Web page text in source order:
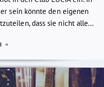
sein könnte den eigenen
dass sie nicht alle...